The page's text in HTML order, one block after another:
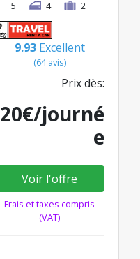
5
4 2
9.93 Excellent
(64 avis)
Prix dès:
20€/journé
e
Voir l'offre
Frais et taxes compris
(VAT)